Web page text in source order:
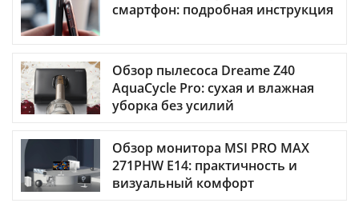
смартфон: подробная инструкция
Обзор пылесоса Dreame Z40
AquaCycle Pro: сухая и влажная
уборка без усилий
Обзор монитора MSI PRO MAX
271PHW E14: практичность и
визуальный комфорт